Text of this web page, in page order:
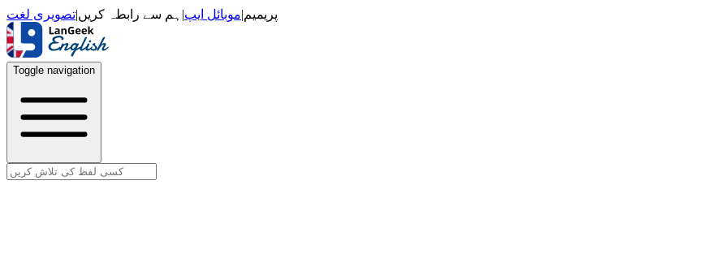
پریمیم|موبائل ایپ| ہم سے رابطہ کریں|تصویری لغت
Toggle navigation